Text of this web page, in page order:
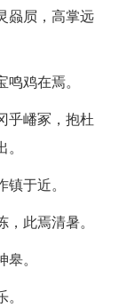
赑屃，高掌远
鸡在焉。
乎嶓冢，抱杜
于近。
此焉清暑。
。